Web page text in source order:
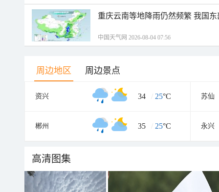
重庆云南等地降雨仍然频繁 我国
中国天气网 2026-08-04 07:56
周边地区 周边景点
资兴 34 / 25°C 苏仙
郴州 35 / 25°C 永兴
高清图集